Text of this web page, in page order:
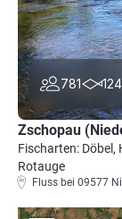
781 124
Zschopau
Fischarten: Döbel,
Rotauge
Fluss bei 09577